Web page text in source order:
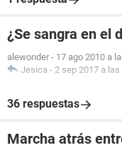
¿Se sangra en el
alewonder - 17 ago 2010 a
Jesica - 2 sep 2017 a las
36 respuestas
Marcha atrás